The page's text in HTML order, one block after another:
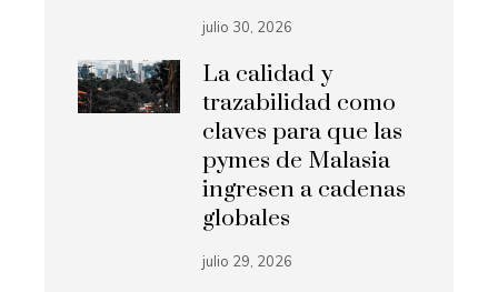
julio 30, 2026
La calidad y
trazabilidad como
claves para que las
pymes de Malasia
ingresen a cadenas
globales
julio 29, 2026